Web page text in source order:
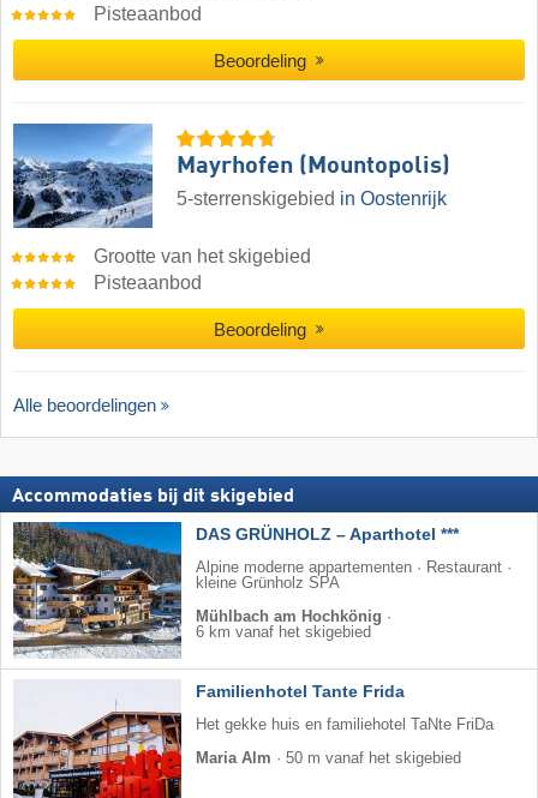
Pisteaanbod
Beoordeling
Mayrhofen (Mountopolis)
5-sterrenskigebied in Oostenrijk
Grootte van het skigebied
Pisteaanbod
Beoordeling
Alle beoordelingen
Accommodaties bij dit skigebied
DAS GRÜNHOLZ – Aparthotel ***
Alpine moderne appartementen · Restaurant ·
kleine Grünholz SPA
Mühlbach am Hochkönig ·
6 km vanaf het skigebied
Familienhotel Tante Frida
Het gekke huis en familiehotel TaNte FriDa
Maria Alm · 50 m vanaf het skigebied